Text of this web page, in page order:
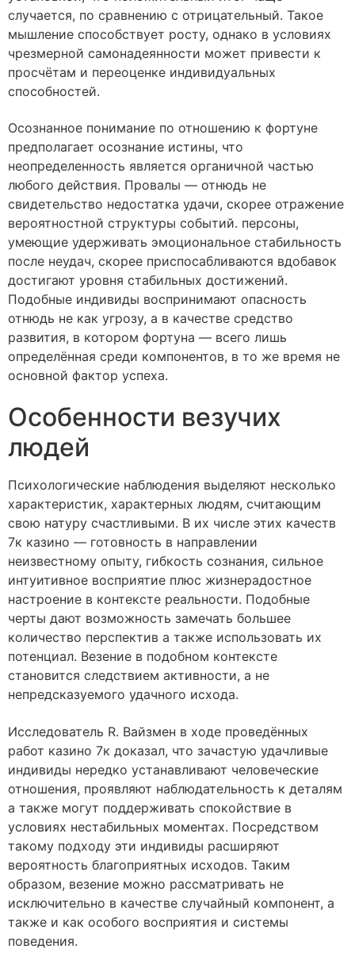
случается, по сравнению с отрицательный. Такое
мышление способствует росту, однако в условиях
чрезмерной самонадеянности может привести к
просчётам и переоценке индивидуальных
способностей.
Осознанное понимание по отношению к фортуне
предполагает осознание истины, что
неопределенность является органичной частью
любого действия. Провалы — отнюдь не
свидетельство недостатка удачи, скорее отражение
вероятностной структуры событий. персоны,
умеющие удерживать эмоциональное стабильность
после неудач, скорее приспосабливаются вдобавок
достигают уровня стабильных достижений.
Подобные индивиды воспринимают опасность
отнюдь не как угрозу, а в качестве средство
развития, в котором фортуна — всего лишь
определённая среди компонентов, в то же время не
основной фактор успеха.
Особенности везучих
людей
Психологические наблюдения выделяют несколько
характеристик, характерных людям, считающим
свою натуру счастливыми. В их числе этих качеств
7к казино — готовность в направлении
неизвестному опыту, гибкость сознания, сильное
интуитивное восприятие плюс жизнерадостное
настроение в контексте реальности. Подобные
черты дают возможность замечать большее
количество перспектив а также использовать их
потенциал. Везение в подобном контексте
становится следствием активности, а не
непредсказуемого удачного исхода.
Исследователь R. Вайзмен в ходе проведённых
работ казино 7к доказал, что зачастую удачливые
индивиды нередко устанавливают человеческие
отношения, проявляют наблюдательность к деталям
а также могут поддерживать спокойствие в
условиях нестабильных моментах. Посредством
такому подходу эти индивиды расширяют
вероятность благоприятных исходов. Таким
образом, везение можно рассматривать не
исключительно в качестве случайный компонент, а
также и как особого восприятия и системы
поведения.